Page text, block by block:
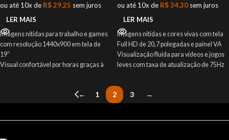
ou até 10x de R$29,25 sem juros
LER MAIS
Imagens nítidas para trabalho e games
com resolução 1440x900 em tela de
19”
Visual confortável por horas graças à
Imagens mais fluidas com taxa de
ou até 10x de R$34,30 sem juros
LER MAIS
Imagens nítidas e cores vivas com tela
Full HD de 20,7 polegadas e painel VA
Visualização fluida para vídeos e jogos
leves com taxa de atualização de 75Hz
com tempo de resposta de 5ms
Conforto ajustável graças à inclinação
do monitor para melhor ergonomia
← 1 2 3 →